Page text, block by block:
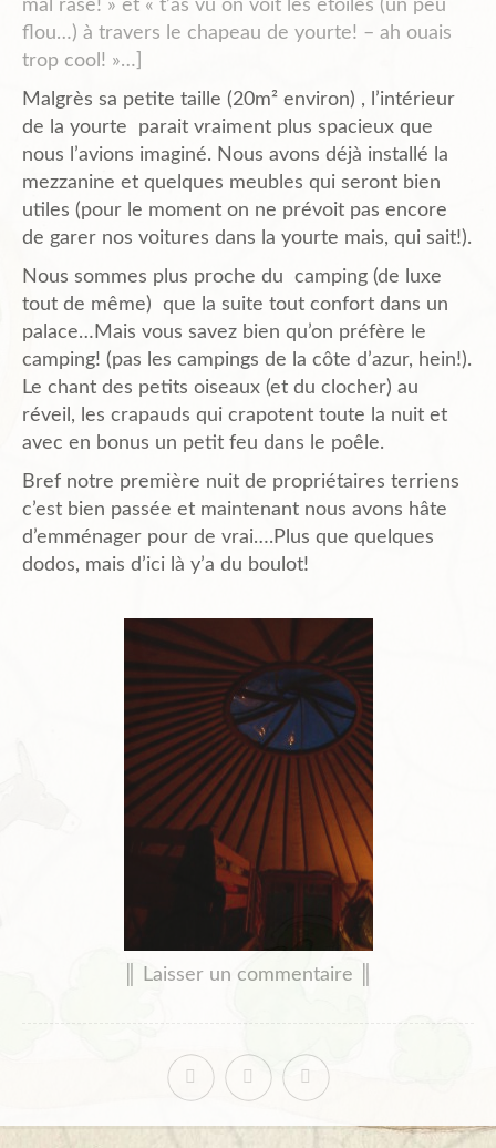
Liens Amis
Biblio.
Contact
mal rasé! » et « t’as vu on voit les étoiles (un peu
flou…) à travers le chapeau de yourte! – ah ouais
trop cool! »…]
Malgrès sa petite taille (20m² environ) , l’intérieur
de la yourte parait vraiment plus spacieux que
nous l’avions imaginé. Nous avons déjà installé la
mezzanine et quelques meubles qui seront bien
utiles (pour le moment on ne prévoit pas encore
de garer nos voitures dans la yourte mais, qui sait!).
Nous sommes plus proche du camping (de luxe
tout de même) que la suite tout confort dans un
palace…Mais vous savez bien qu’on préfère le
camping! (pas les campings de la côte d’azur, hein!).
Le chant des petits oiseaux (et du clocher) au
réveil, les crapauds qui crapotent toute la nuit et
avec en bonus un petit feu dans le poêle.
Bref notre première nuit de propriétaires terriens
c’est bien passée et maintenant nous avons hâte
d’emménager pour de vrai….Plus que quelques
dodos, mais d’ici là y’a du boulot!
║ Laisser un commentaire ║